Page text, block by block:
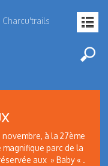
Charcu'trails
à la 27ème
parc de la
aux » Baby « .